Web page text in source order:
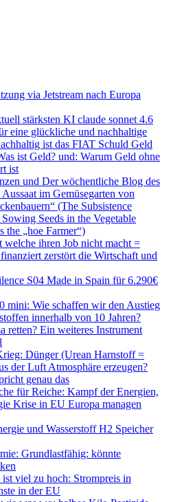
via Jetstream nach Europa
stärksten KI claude sonnet 4.6
eine glückliche und nachhaltige
ist das FIAT Schuld Geld
ist Geld? und: Warum Geld ohne
ist
und Der wöchentliche Blog des
im Gemüsegarten von
(The Subsistence
Seeds in the Vegetable
the „hoe Farmer“)
ihren Job nicht macht =
zerstört die Wirtschaft und
S04 Made in Spain für 6.290€
mini: Wie schaffen wir den Austieg
innerhalb von 10 Jahren?
retten? Ein weiteres Instrument
Dünger (Urean Harnstoff =
der Luft Atmosphäre erzeugen?
genau das
für Reiche: Kampf der Energien,
Krise in EU Europa managen
und Wasserstoff H2 Speicher
Grundlastfähig: könnte
viel zu hoch: Strompreis in
in der EU